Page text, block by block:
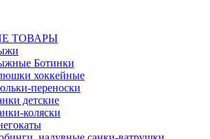
ТОВАРЫ
Ботинки
хоккейные
переноски
детские
коляски